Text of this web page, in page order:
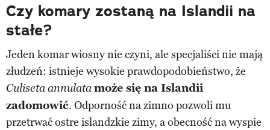
Czy komary zostaną na Islandii na
stałe?
Jeden komar wiosny nie czyni, ale specjaliści nie mają
złudzeń: istnieje wysokie prawdopodobieństwo, że
Culiseta annulatamoże się na Islandii
zadomowić. Odporność na zimno pozwoli mu
przetrwać ostre islandzkie zimy, a obecność na wyspie